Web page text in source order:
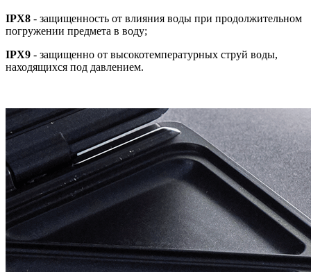
IPX8 - защищенность от влияния воды при продолжительном
погружении предмета в воду;
IPX9 - защищенно от высокотемпературных струй воды,
находящихся под давлением.